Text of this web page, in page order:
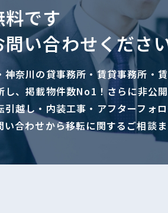
です
い合わせくださ
奈川の貸事務所・賃貸事務所・
、掲載物件数No1！さらに非公開
引越し・内装工事・アフターフォ
合わせから移転に関するご相談